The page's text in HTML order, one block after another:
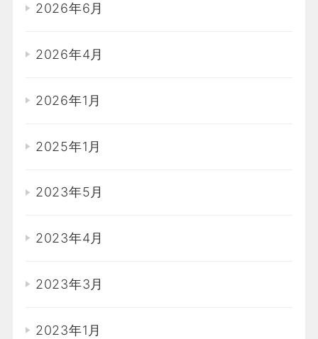
2026年6月
2026年4月
2026年1月
2025年1月
2023年5月
2023年4月
2023年3月
2023年1月